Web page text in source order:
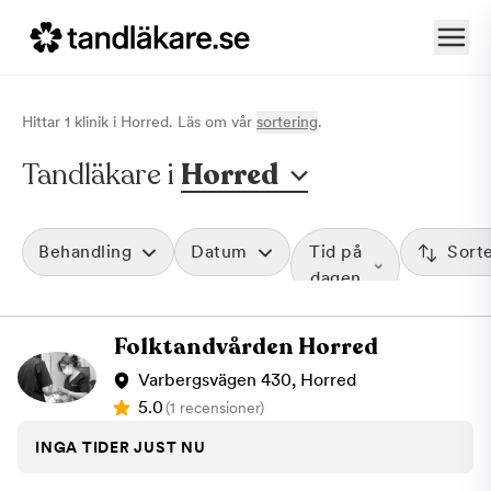
Hittar 1 klinik i Horred. Läs om vår sortering.
Tandläkare i Horred
Behandling Datum
Tid på
dagen
Folktandvården Horred
Varbergsvägen 430, Horred
5.0(1 recensioner)
INGA TIDER JUST NU